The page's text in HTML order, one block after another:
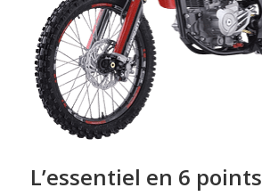
L’essentiel en 6 points